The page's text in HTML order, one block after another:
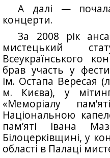
А далі —
концерти.
За 2008 рік
мистецький
Всеукраїнського
брав участь у
ім. Остапа Вересая
м. Києва), у
«Меморіалу
Національною
пам’яті Івана
Білоцерківщині, у
області в Палаці